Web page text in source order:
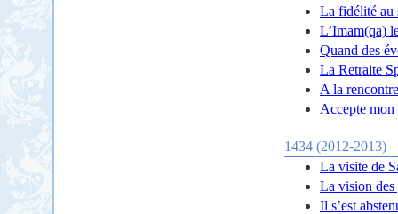
La fidélité au
L’Imam(qa)
Quand des
La Retraite
A la
Accepte
1434 (2012-2013)
La visite de
La vision des
Il s’est